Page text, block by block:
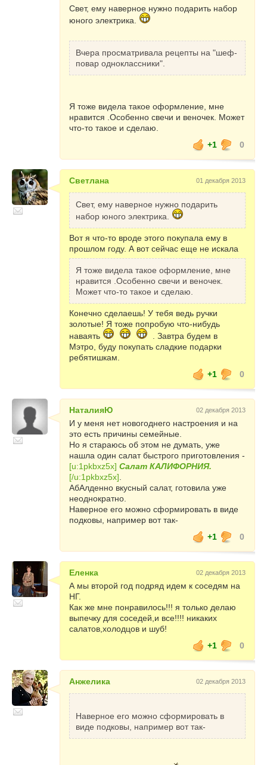
интересный-кальмары, огурец, маслины,
картофель, морковь, яйцо.
Вообще сколько прочла-все слоенные
салаты практически одинаковые.
Вот еще
Автор пишет, нужна разъемная форма и
банка. Ну и дальше я думаю понятно.
Свет, ему наверное нужно подарить набор
юного электрика.
Вчера просматривала рецепты на "шеф-
повар одноклассники".
Я тоже видела такое оформление, мне
нравится .Особенно свечи и веночек. Может
что-то такое и сделаю.
+1
0
Светлана 01 декабря 2013
Свет, ему наверное нужно подарить
набор юного электрика.
Вот я что-то вроде этого покупала ему в
прошлом году. А вот сейчас еще не искала
Я тоже видела такое оформление, мне
нравится .Особенно свечи и веночек.
Может что-то такое и сделаю.
Конечно сделаешь! У тебя ведь ручки
золотые! Я тоже попробую что-нибудь
наваять
. Завтра будем в
Мэтро, буду покупать сладкие подарки
ребятишкам.
+1
0
НаталияЮ 02 декабря 2013
И у меня нет новогоднего настроения и на
это есть причины семейные.
Но я стараюсь об этом не думать, уже
нашла один салат быстрого приготовления -
[u:1pkbxz5x] Салат КАЛИФОРНИЯ.
[/u:1pkbxz5x]
АбАлденно вкусный салат, готовила уже
неоднократно.
Наверное его можно сформировать в виде
подковы, например вот так-
+1
0
Еленка 02 декабря 2013
А мы второй год подряд идем к соседям на
НГ.
Как же мне понравилось!!! я только делаю
выпечку для соседей,и все!!!! никаких
салатов,холодцов и шуб!
+1
0
Анжелика 02 декабря 2013
Наверное его можно сформировать в
виде подковы, например вот так-